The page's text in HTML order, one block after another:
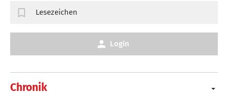
Chronik
Lesezeichen
Login